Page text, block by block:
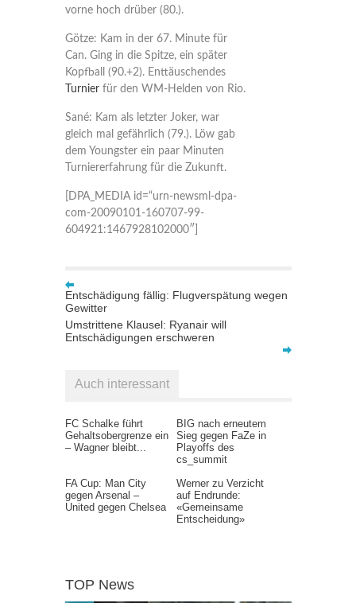
vorne hoch drüber (80.).
Götze: Kam in der 67. Minute für
Can. Ging in die Spitze, ein später
Kopfball (90.+2). Enttäuschendes
Turnierfür den WM-Helden von Rio.
Sané: Kam als letzter Joker, war
gleich mal gefährlich (79.). Löw gab
dem Youngster ein paar Minuten
Turniererfahrung für die Zukunft.
[DPA_MEDIA id=“urn-newsml-dpa-
com-20090101-160707-99-
604921:1467928102000″]
Entschädigung fällig: Flugverspätung wegen
Gewitter
Umstrittene Klausel: Ryanair will
Entschädigungen erschweren
Auch interessant
FC Schalke führt
Gehaltsobergrenze ein
– Wagner bleibt...
BIG nach erneutem
Sieg gegen FaZe in
Playoffs des
cs_summit
FA Cup: Man City
gegen Arsenal –
United gegen Chelsea
Werner zu Verzicht
auf Endrunde:
«Gemeinsame
Entscheidung»
TOP News